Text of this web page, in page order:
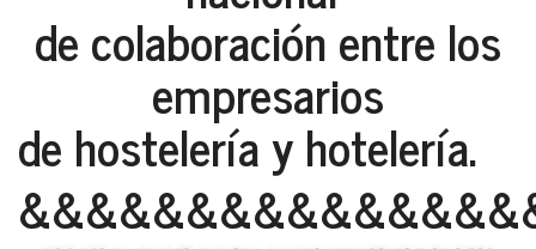
de colaboración entre los
empresarios
de hostelería y hotelería.